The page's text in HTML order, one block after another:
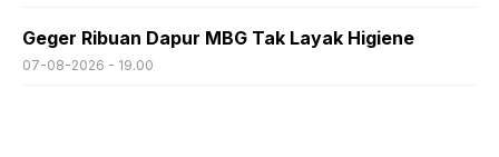
Geger Ribuan Dapur MBG Tak Layak Higiene
07-08-2026 - 19.00